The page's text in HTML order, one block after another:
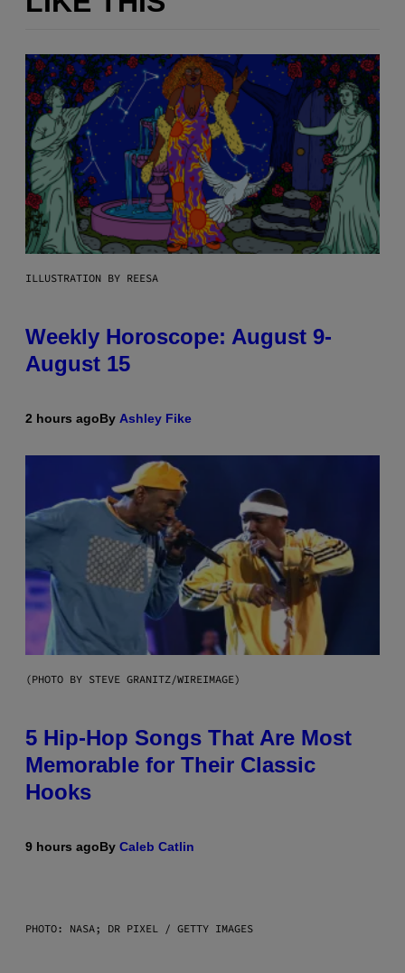
ILLUSTRATION BY REESA
Weekly Horoscope: August 9-
August 15
2 hours agoBy Ashley Fike
(PHOTO BY STEVE GRANITZ/WIREIMAGE)
5 Hip-Hop Songs That Are Most
Memorable for Their Classic
Hooks
9 hours agoBy Caleb Catlin
PHOTO: NASA; DR PIXEL / GETTY IMAGES